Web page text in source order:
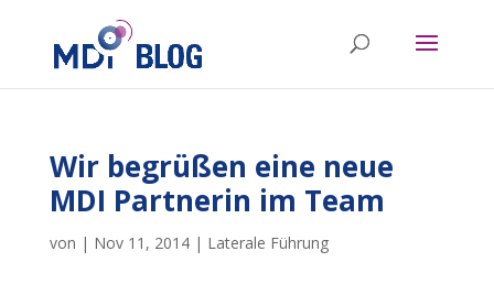
Wir begrüßen eine neue
MDI Partnerin im Team
von | Nov 11, 2014| Laterale Führung